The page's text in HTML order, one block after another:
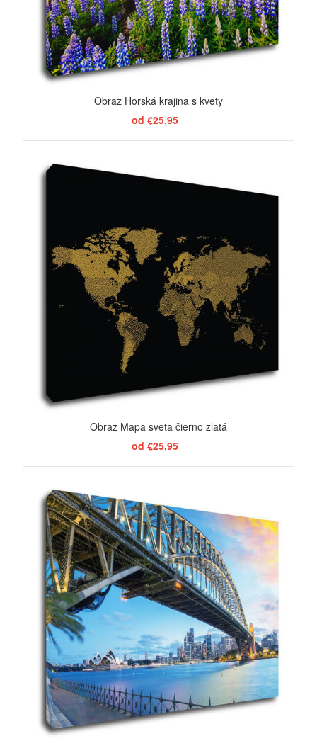
Obraz Horská krajina s kvety
od €25,95
Obraz Mapa sveta čierno zlatá
od €25,95